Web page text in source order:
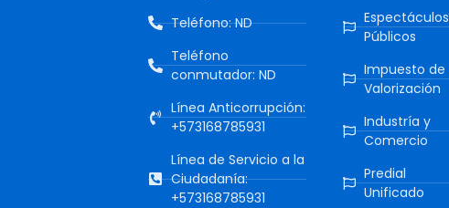
Teléfono: ND
Teléfono
conmutador: ND
Línea Anticorrupción:
+573168785931
Línea de Servicio a la
Ciudadanía:
+573168785931
Espectáculos
Públicos
Impuesto de
Valorización
Industría y
Comercio
Predial
Unificado